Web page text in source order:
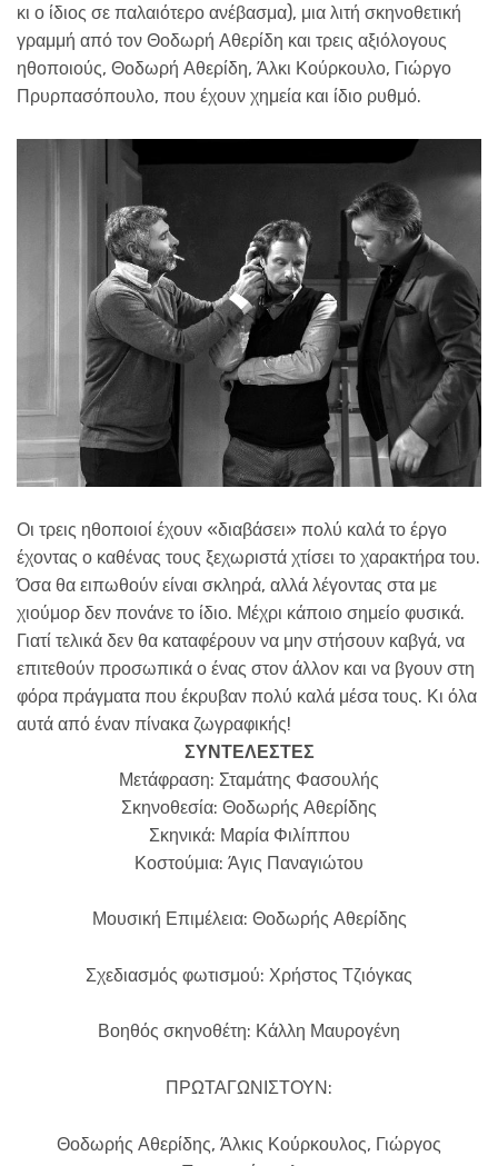
κι ο ίδιος σε παλαιότερο ανέβασμα), μια λιτή σκηνοθετική
γραμμή από τον Θοδωρή Αθερίδη και τρεις αξιόλογους
ηθοποιούς, Θοδωρή Αθερίδη, Άλκι Κούρκουλο, Γιώργο
Πρυρπασόπουλο, που έχουν χημεία και ίδιο ρυθμό.
Οι τρεις ηθοποιοί έχουν «διαβάσει» πολύ καλά το έργο
έχοντας ο καθένας τους ξεχωριστά χτίσει το χαρακτήρα του.
Όσα θα ειπωθούν είναι σκληρά, αλλά λέγοντας στα με
χιούμορ δεν πονάνε το ίδιο. Μέχρι κάποιο σημείο φυσικά.
Γιατί τελικά δεν θα καταφέρουν να μην στήσουν καβγά, να
επιτεθούν προσωπικά ο ένας στον άλλον και να βγουν στη
φόρα πράγματα που έκρυβαν πολύ καλά μέσα τους. Κι όλα
αυτά από έναν πίνακα ζωγραφικής!
ΣΥΝΤΕΛΕΣΤΕΣ
Μετάφραση: Σταμάτης Φασουλής
Σκηνοθεσία: Θοδωρής Αθερίδης
Σκηνικά: Μαρία Φιλίππου
Κοστούμια: Άγις Παναγιώτου
Μουσική Επιμέλεια: Θοδωρής Αθερίδης
Σχεδιασμός φωτισμού: Χρήστος Τζιόγκας
Βοηθός σκηνοθέτη: Κάλλη Μαυρογένη
ΠΡΩΤΑΓΩΝΙΣΤΟΥΝ:
Θοδωρής Αθερίδης, Άλκις Κούρκουλος, Γιώργος